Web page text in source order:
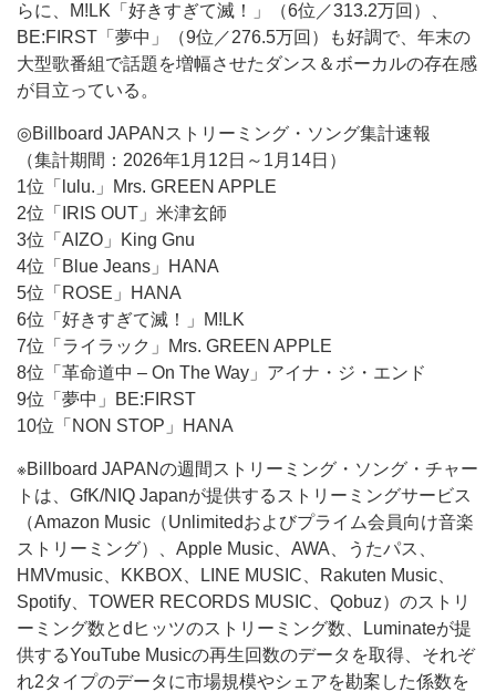
らに、M!LK「好きすぎて滅！」（6位／313.2万回）、
BE:FIRST「夢中」（9位／276.5万回）も好調で、年末の
大型歌番組で話題を増幅させたダンス＆ボーカルの存在感
が目立っている。
◎Billboard JAPANストリーミング・ソング集計速報
（集計期間：2026年1月12日～1月14日）
1位「lulu.」Mrs. GREEN APPLE
2位「IRIS OUT」米津玄師
3位「AIZO」King Gnu
4位「Blue Jeans」HANA
5位「ROSE」HANA
6位「好きすぎて滅！」M!LK
7位「ライラック」Mrs. GREEN APPLE
8位「革命道中 – On The Way」アイナ・ジ・エンド
9位「夢中」BE:FIRST
10位「NON STOP」HANA
※Billboard JAPANの週間ストリーミング・ソング・チャー
トは、GfK/NIQ Japanが提供するストリーミングサービス
（Amazon Music（Unlimitedおよびプライム会員向け音楽
ストリーミング）、Apple Music、AWA、うたパス、
HMVmusic、KKBOX、LINE MUSIC、Rakuten Music、
Spotify、TOWER RECORDS MUSIC、Qobuz）のストリ
ーミング数とdヒッツのストリーミング数、Luminateが提
供するYouTube Musicの再生回数のデータを取得、それぞ
れ2タイプのデータに市場規模やシェアを勘案した係数を